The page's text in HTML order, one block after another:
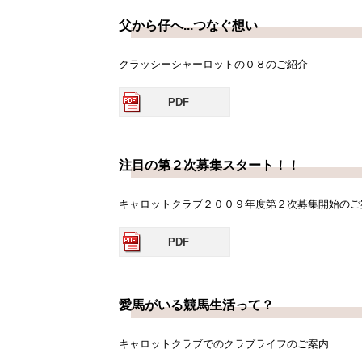
父から仔へ...つなぐ想い
クラッシーシャーロットの０８のご紹介
PDF
注目の第２次募集スタート！！
キャロットクラブ２００９年度第２次募集開始の
PDF
愛馬がいる競馬生活って？
キャロットクラブでのクラブライフのご案内